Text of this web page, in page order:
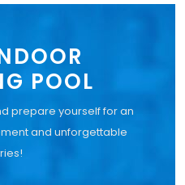
POOL
prepare yourself for an
and unforgettable